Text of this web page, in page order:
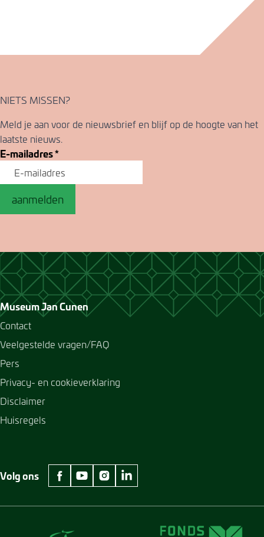
NIETS MISSEN?
Meld je aan voor de nieuwsbrief en blijf op de hoogte van het
laatste nieuws.
E-mailadres*
aanmelden
Museum Jan Cunen
Contact
Veelgestelde vragen/FAQ
Pers
Privacy- en cookieverklaring
Disclaimer
Huisregels
Volg ons
facebook Museum Jan Cunen
youtube Museum Jan Cunen
instagram Museum Jan Cunen
linkedin Museum Jan Cunen